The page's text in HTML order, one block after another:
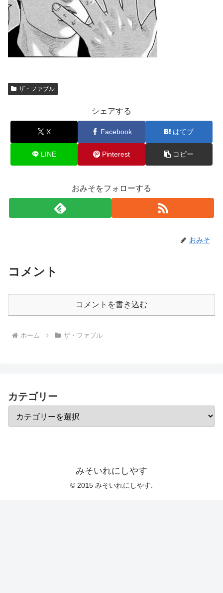
ザ・ファブル
シェアする
X Facebook はてブ
LINE Pinterest コピー
おみそをフォローする
おみそ
コメント
コメントを書き込む
ホーム ザ・ファブル
カテゴリー
みそいれにしやす
© 2015 みそいれにしやす.